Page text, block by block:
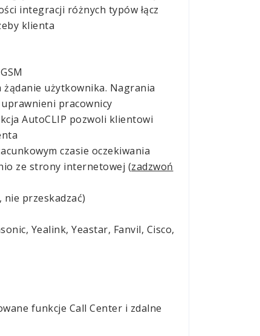
integracji różnych typów łącz
klienta
użytkownika. Nagrania
pracownicy
AutoCLIP pozwoli klientowi
czasie oczekiwania
ze strony internetowej (zadzwoń
przeskadzać)
Yealink, Yeastar, Fanvil, Cisco,
funkcje Call Center i zdalne